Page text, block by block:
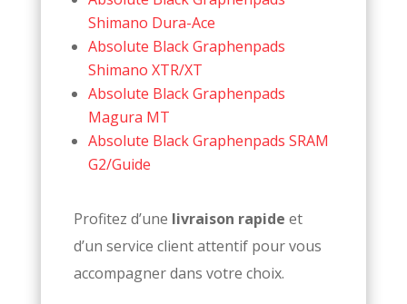
Shimano Dura-Ace
Absolute Black Graphenpads
Shimano XTR/XT
Absolute Black Graphenpads
Magura MT
Absolute Black Graphenpads SRAM
G2/Guide
Profitez d’une livraison rapide et
d’un service client attentif pour vous
accompagner dans votre choix.